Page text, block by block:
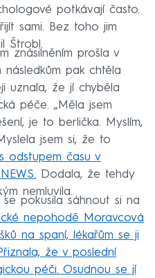
potkávají často.
sami. Bez toho jim
Štrobl.
znásilněním prošla v
následkům pak chtěla
uznala, že jí chyběla
péče. „Měla jsem
je to berlička. Myslím,
jsem si, že to
odstupem času v
Dodala, že tehdy
nemluvila.
se pokusila sáhnout si na
nepohodě Moravcová
na spaní, lékařům se ji
že v poslední
péči. Osudnou se jí